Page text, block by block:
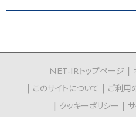
NET-IRトップページ
このサイトについて
ご利用
クッキーポリシー